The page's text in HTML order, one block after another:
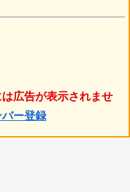
広告が表示されませ
バー登録